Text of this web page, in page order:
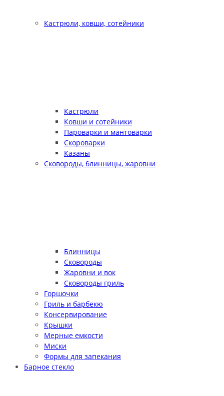
Кастрюли, ковши, сотейники
Кастрюли
Ковши и сотейники
Пароварки и мантоварки
Скороварки
Казаны
Сковороды, блинницы, жаровни
Блинницы
Сковороды
Жаровни и вок
Сковороды гриль
Горшочки
Гриль и барбекю
Консервирование
Крышки
Мерные емкости
Миски
Формы для запекания
Барное стекло